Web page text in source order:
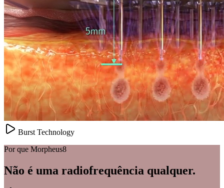
Burst Technology
Por que Morpheus8
Não é uma radiofrequência qualquer.